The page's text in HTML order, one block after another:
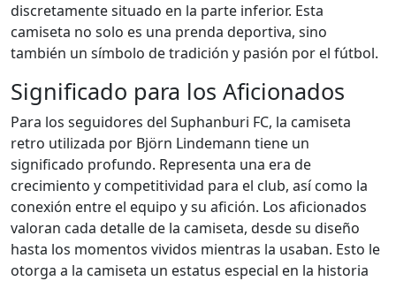
discretamente situado en la parte inferior. Esta
camiseta no solo es una prenda deportiva, sino
también un símbolo de tradición y pasión por el fútbol.
Significado para los Aficionados
Para los seguidores del Suphanburi FC, la camiseta
retro utilizada por Björn Lindemann tiene un
significado profundo. Representa una era de
crecimiento y competitividad para el club, así como la
conexión entre el equipo y su afición. Los aficionados
valoran cada detalle de la camiseta, desde su diseño
hasta los momentos vividos mientras la usaban. Esto le
otorga a la camiseta un estatus especial en la historia